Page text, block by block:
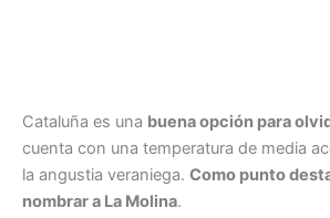
Cataluña es una buena opción para
cuenta con una temperatura de media
la angustia veraniega. Como punto
nombrar a La Molina.